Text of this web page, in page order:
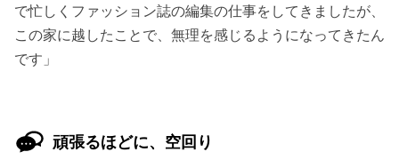
で忙しくファッション誌の編集の仕事をしてきましたが、
この家に越したことで、無理を感じるようになってきたん
です」
頑張るほどに、空回り